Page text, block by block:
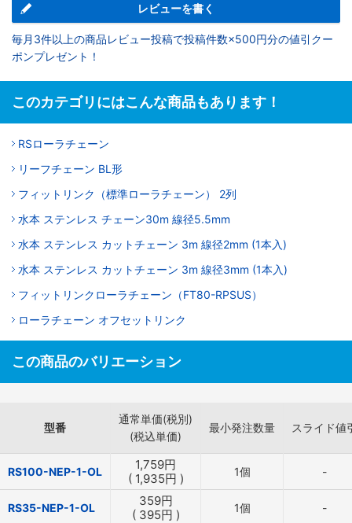
レビューを書く
毎月3件以上の商品レビュー投稿で投稿件数×500円分の値引クー
ポンプレゼント！
このカテゴリにはこんな商品もあります！
RSローラチェーン
リーフチェーン BL形
フィットリンク（標準ローラチェーン） 2列
水本 ステンレス チェーン30m 線径5.5mm
水本 ステンレス カットチェーン 3m 線径2mm (1本入)
水本 ステンレス カットチェーン 3m 線径3mm (1本入)
フィットリンクローラチェーン（FT80-RPSUS）
ローラチェーン オフセットリンク
この商品のバリエーション
型番
通常単価(税別)
(税込単価)
最小発注数量 スライド値
RS100-NEP-1-OL 1,759円
( 1,935円 ) 1個 -
RS35-NEP-1-OL 359円
( 395円 ) 1個 -